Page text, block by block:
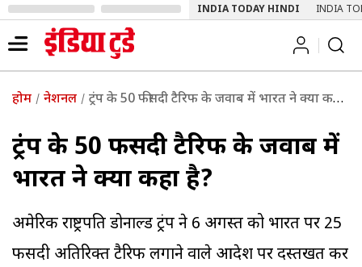
INDIA TODAY HINDI INDIA
होम नेशनल ट्रंप के 50 फीसदी टैरिफ के जवाब में भारत ने क्या कहा है?
ट्रंप के 50 फीसदी टैरिफ के जवाब में
भारत ने क्या कहा है?
अमेरिकी राष्ट्रपति डोनाल्ड ट्रंप ने 6 अगस्त को भारत पर 25
फीसदी अतिरिक्त टैरिफ लगाने वाले आदेश पर दस्तखत कर